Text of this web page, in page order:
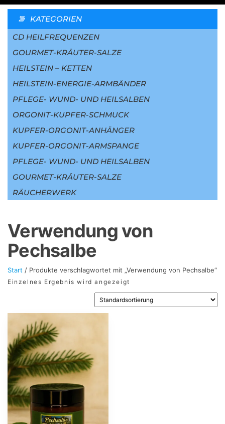
KATEGORIEN
CD HEILFREQUENZEN
GOURMET-KRÄUTER-SALZE
HEILSTEIN – KETTEN
HEILSTEIN-ENERGIE-ARMBÄNDER
PFLEGE- WUND- UND HEILSALBEN
ORGONIT-KUPFER-SCHMUCK
KUPFER-ORGONIT-ANHÄNGER
KUPFER-ORGONIT-ARMSPANGE
PFLEGE- WUND- UND HEILSALBEN
GOURMET-KRÄUTER-SALZE
RÄUCHERWERK
Verwendung von
Pechsalbe
Start / Produkte verschlagwortet mit „Verwendung von Pechsalbe“
Einzelnes Ergebnis wird angezeigt
Produkt
weist
mehrere
Varianten
auf.
Die
Optionen
können
auf
der
Produktseite